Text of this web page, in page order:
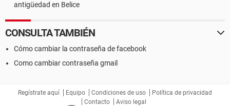
antigüedad en Belice
CONSULTA TAMBIÉN
Cómo cambiar la contraseña de facebook
Como cambiar contraseña gmail
Regístrate aquí Equipo Condiciones de uso
Política de privacidad
Contacto
Aviso legal